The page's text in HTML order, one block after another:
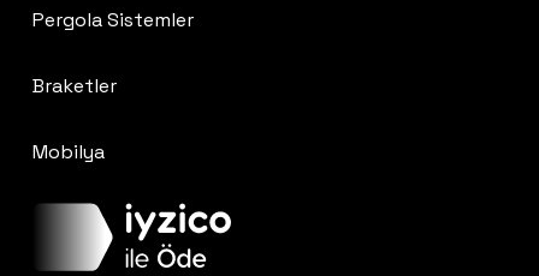
Pergola Sistemler
Braketler
Mobilya